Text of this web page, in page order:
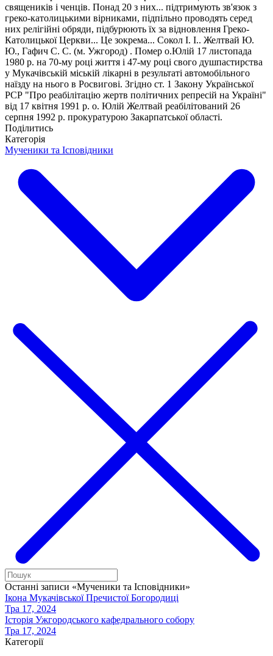
священиків і ченців. Понад 20 з них... підтримують зв'язок з
греко-католицькими вірниками, підпільно проводять серед
них релігійні обряди, підбурюють їх за відновлення Греко-
Католицької Церкви... Це зокрема... Сокол І. І.. Желтвай Ю.
Ю., Гафич С. С. (м. Ужгород) . Помер о.Юлій 17 листопада
1980 р. на 70-му році життя і 47-му році свого душпастирства
у Мукачівській міській лікарні в результаті автомобільного
наїзду на нього в Росвигові. Згідно ст. 1 Закону Української
РСР "Про реабілітацію жертв політичних репресій на Україні"
від 17 квітня 1991 р. о. Юлій Желтвай реабілітований 26
серпня 1992 р. прокуратурою Закарпатської області.
Поділитись
Категорія
Мученики та Ісповідники
Останні записи «Мученики та Ісповідники»
Ікона Мукачівської Пречистої Богородиці
Тра 17, 2024
Історія Ужгородського кафедрального собору
Тра 17, 2024
Категорії